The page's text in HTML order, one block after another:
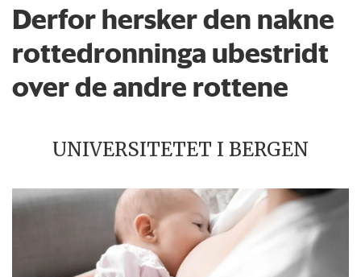
Derfor hersker den nakne
rottedronninga ubestridt
over de andre rottene
UNIVERSITETET I BERGEN